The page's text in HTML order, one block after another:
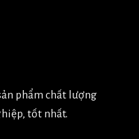
phẩm chất lượng
tốt nhất.